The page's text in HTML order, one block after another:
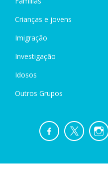
Crianças e jovens
Imigração
Investigação
Idosos
Outros Grupos